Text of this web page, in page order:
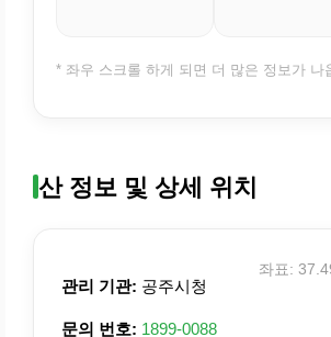
* 좌우 스크롤 하게 되면 더 많은 정보가 나
산 정보 및 상세 위치
관리 기관: 공주시청
문의 번호: 1899-0088
좌표: